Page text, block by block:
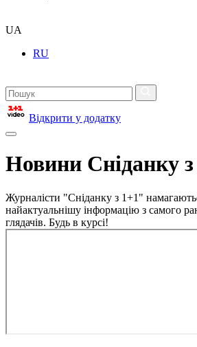
UA
RU
Відкрити у додатку
Новини Сніданку з
Журналісти "Сніданку з 1+1"
найактуальнішу інформацію з самого
глядачів. Будь в курсі!